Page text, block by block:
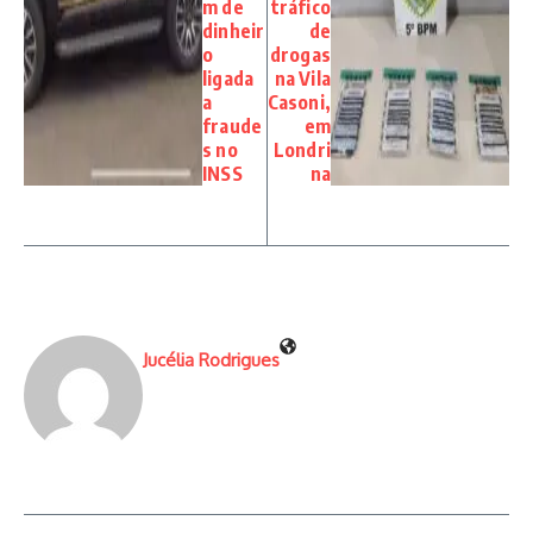
m de
dinheir
o
ligada
a
fraude
s no
INSS
tráfico
de
drogas
na Vila
Casoni,
em
Londri
na
Jucélia Rodrigues